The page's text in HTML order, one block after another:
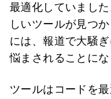
最適化していまし
しいツールが見つ
には、報道で大騒
悩まされることにな
ツールはコードを